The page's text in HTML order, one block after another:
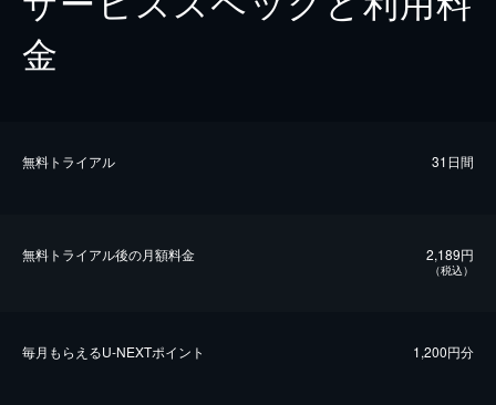
金
無料トライアル 31日間
無料トライアル後の⽉額料金 2,189円
（税込）
毎⽉もらえるU-NEXTポイント 1,200円分